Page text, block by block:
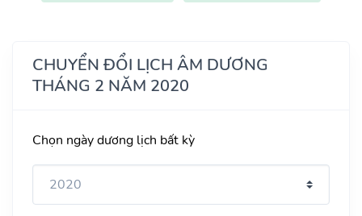
CHUYỂN ĐỔI LỊCH ÂM DƯƠNG
THÁNG 2 NĂM 2020
Chọn ngày dương lịch bất kỳ